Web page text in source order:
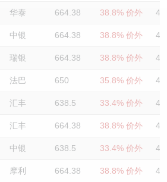
华泰 664.38 38.8% 价外
中银 664.38 38.8% 价外
瑞银 664.38 38.8% 价外
法巴 650 35.8% 价外
汇丰 638.5 33.4% 价外
汇丰 664.38 38.8% 价外
中银 638.5 33.4% 价外
摩利 664.38 38.8% 价外